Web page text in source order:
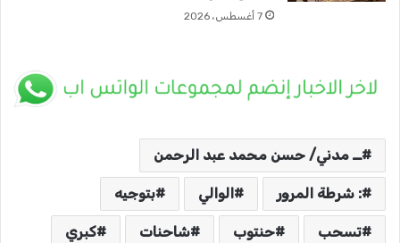
7 أغسطس، 2026
ــ مدني/ حسن محمد عبد الرحمن
: شرطة المرور الوالي بتوجيه
تسحب حنتوب شاحنات كبري